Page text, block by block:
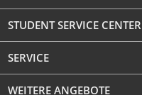
STUDENT SERVICE CENTER
SERVICE
WEITERE ANGEBOTE